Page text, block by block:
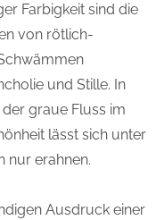
Farbigkeit sind die
von rötlich-
und Stille. In
graue Fluss im
lässt sich unter
nur erahnen.
Ausdruck einer